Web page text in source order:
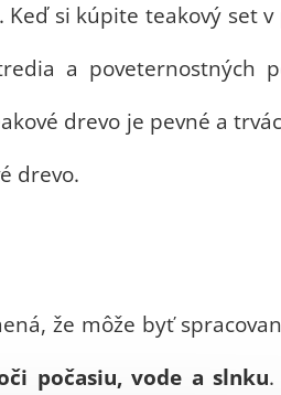
. Keď si kúpite teakový set
a poveternostných
drevo je pevné a
drevo.
že môže byť
počasiu, vode a slnku